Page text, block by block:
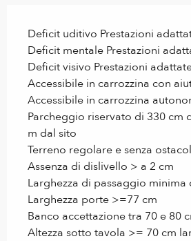
Deficit uditivo Prestazioni
Deficit mentale Prestazioni
Deficit visivo Prestazioni
Accessibile in carrozzina con
Accessibile in carrozzina
Parcheggio riservato di 330 cm
m dal sito
Terreno regolare e senza
Assenza di dislivello > a 2 cm
Larghezza di passaggio minima
Larghezza porte >=77 cm
Banco accettazione tra 70 e 80
Altezza sotto tavola >= 70 cm